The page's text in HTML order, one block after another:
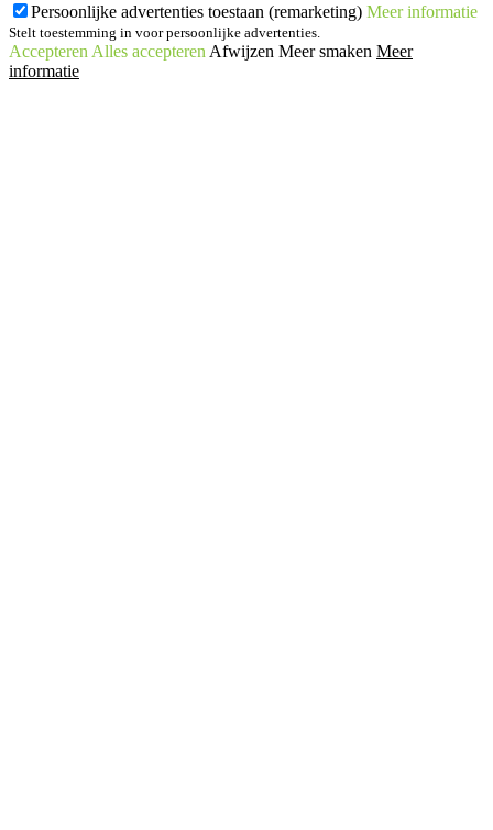
Persoonlijke advertenties toestaan (remarketing) Meer informatie
Stelt toestemming in voor persoonlijke advertenties.
Accepteren Alles accepteren Afwijzen Meer smaken Meer
informatie